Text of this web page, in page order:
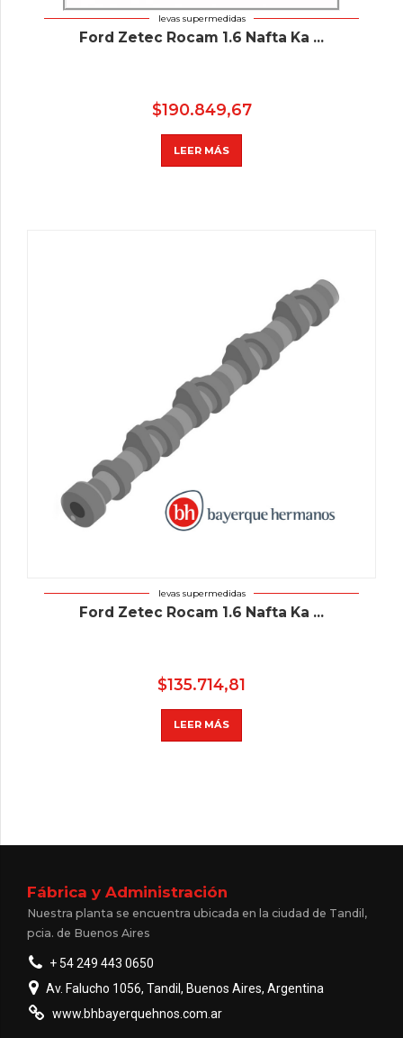
levas supermedidas
Ford Zetec Rocam 1.6 Nafta Ka ...
$190.849,67
LEER MÁS
levas supermedidas
Ford Zetec Rocam 1.6 Nafta Ka ...
$135.714,81
LEER MÁS
Fábrica y Administración
Nuestra planta se encuentra ubicada en la ciudad de Tandil,
pcia. de Buenos Aires
+ 54 249 443 0650
Av. Falucho 1056, Tandil, Buenos Aires, Argentina
www.bhbayerquehnos.com.ar